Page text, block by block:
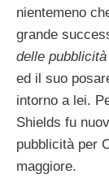
nientemeno
grande
delle
ed il suo
intorno a lei.
Shields fu
pubblicità per
maggiore.